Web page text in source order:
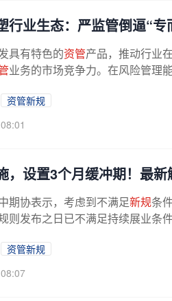
行业生态：严监管倒逼“
具有特色的资管产品，推动行业
业务的市场竞争力。在风险管理
资管新规
，设置3个月缓冲期！最
期协表示，考虑到不满足新规条
则发布之日已不满足持续展业条
资管新规